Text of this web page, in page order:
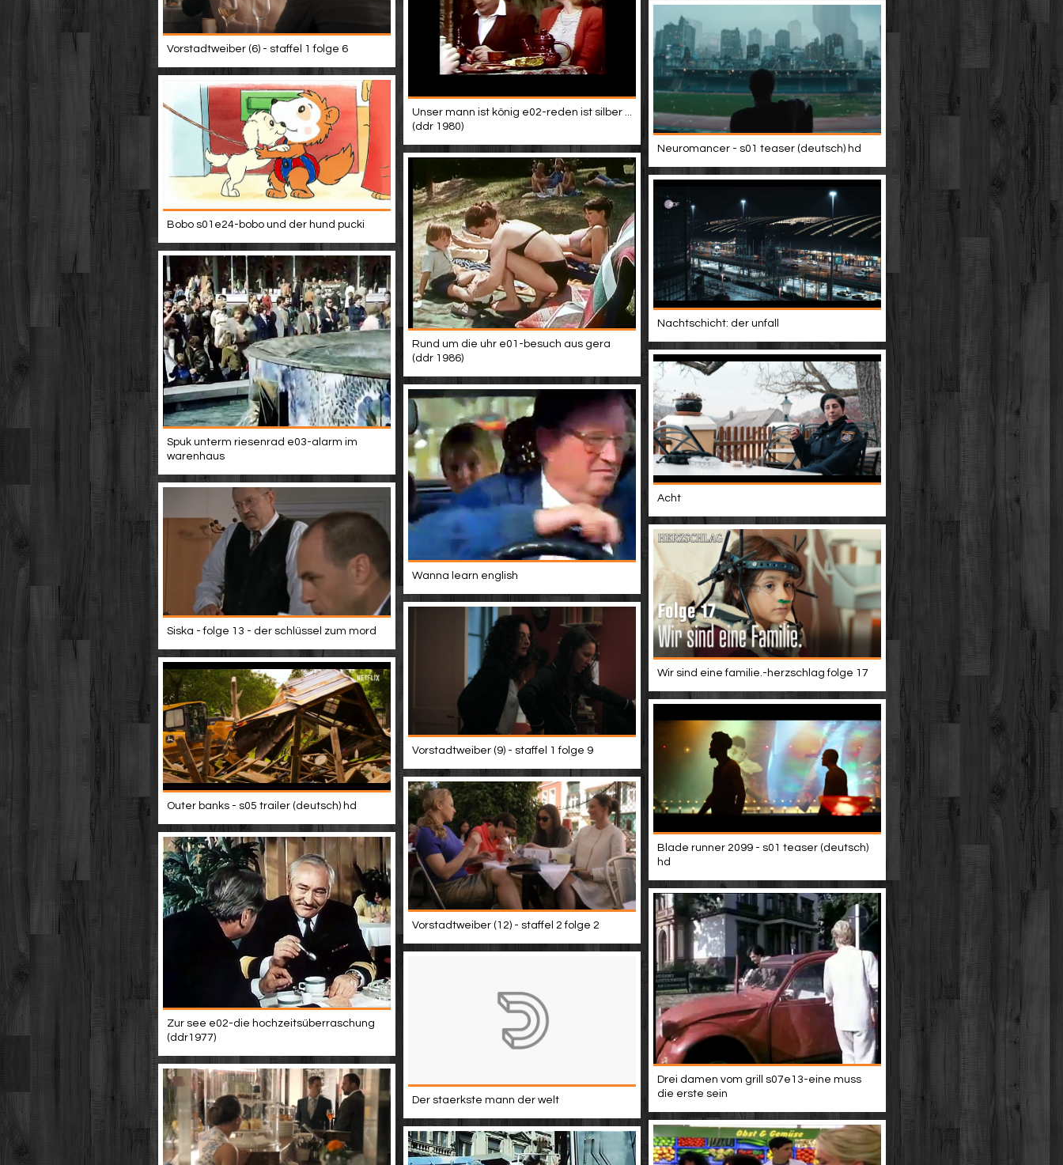
Vorstadtweiber (6) - staffel 1 folge 6
Unser mann ist könig e02-reden ist silber ...
(ddr 1980)
Neuromancer - s01 teaser (deutsch) hd
Bobo s01e24-bobo und der hund pucki
Rund um die uhr e01-besuch aus gera
(ddr 1986)
Nachtschicht: der unfall
Spuk unterm riesenrad e03-alarm im
warenhaus
Acht
Wanna learn english
Siska - folge 13 - der schlüssel zum mord
Wir sind eine familie.-herzschlag folge 17
Vorstadtweiber (9) - staffel 1 folge 9
Outer banks - s05 trailer (deutsch) hd
Blade runner 2099 - s01 teaser (deutsch)
hd
Vorstadtweiber (12) - staffel 2 folge 2
Zur see e02-die hochzeitsüberraschung
(ddr1977)
Drei damen vom grill s07e13-eine muss
die erste sein
Der staerkste mann der welt